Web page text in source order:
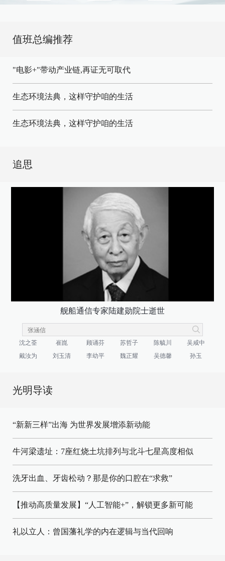
值班总编推荐
"电影+"带动产业链,再证无可取代
生态环境法典，这样守护咱的生活
生态环境法典，这样守护咱的生活
追思
舰船通信专家陆建勋院士逝世
沈之荃 崔崑 顾诵芬 苏哲子 陈毓川
吴咸中
戴汝为
刘玉清 李幼平 魏正耀 吴德馨 孙玉
光明导读
“新新三样”出海 为世界发展增添新动能
牛河梁遗址：7座红烧土坑排列与北斗七星高度相似
洗牙出血、牙齿松动？那是你的口腔在“求救”
【推动高质量发展】“人工智能+”，解锁更多新可能
礼以立人：曾国藩礼学的内在逻辑与当代回响